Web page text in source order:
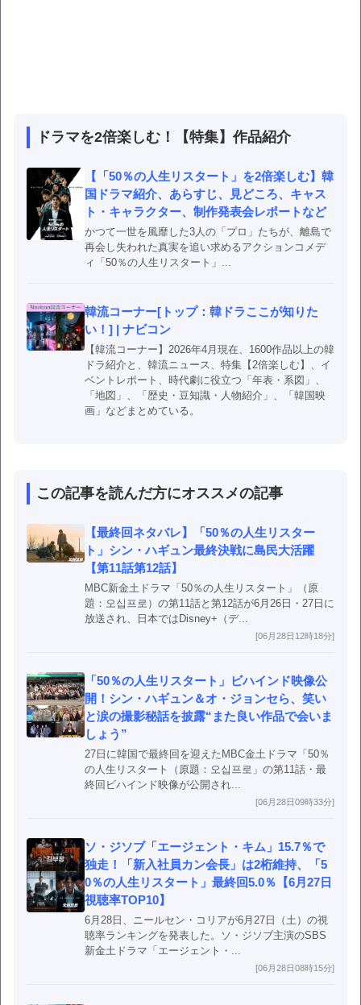
ドラマを2倍楽しむ！【特集】作品紹介
【「50％の人生リスタート」を2倍楽しむ】韓
国ドラマ紹介、あらすじ、見どころ、キャス
ト・キャラクター、制作発表会レポートなど
かつて一世を風靡した3人の「プロ」たちが、離島で
再会し失われた真実を追い求めるアクションコメデ
ィ「50％の人生リスタート」...
韓流コーナー[トップ：韓ドラここが知りた
い！] | ナビコン
【韓流コーナー】2026年4月現在、1600作品以上の韓
ドラ紹介と、韓流ニュース、特集【2倍楽しむ】、イ
ベントレポート、時代劇に役立つ「年表・系図」、
「地図」、「歴史・豆知識・人物紹介」、「韓国映
画」などまとめている。
この記事を読んだ方にオススメの記事
【最終回ネタバレ】「50％の人生リスター
ト」シン・ハギュン最終決戦に島民大活躍
【第11話第12話】
MBC新金土ドラマ「50％の人生リスタート」（原
題：오십프로）の第11話と第12話が6月26日・27日に
放送され、日本ではDisney+（デ...
[06月28日12時18分]
「50％の人生リスタート」ビハインド映像公
開！シン・ハギュン＆オ・ジョンセら、笑い
と涙の撮影秘話を披露“また良い作品で会いま
しょう”
27日に韓国で最終回を迎えたMBC金土ドラマ「50％
の人生リスタート（原題：오십프로」の第11話・最
終回ビハインド映像が公開され...
[06月28日09時33分]
ソ・ジソブ「エージェント・キム」15.7％で
独走！「新入社員カン会長」は2桁維持、「5
0％の人生リスタート」最終回5.0％【6月27日
視聴率TOP10】
6月28日、ニールセン・コリアが6月27日（土）の視
聴率ランキングを発表した。ソ・ジソブ主演のSBS
新金土ドラマ「エージェント・...
[06月28日08時15分]